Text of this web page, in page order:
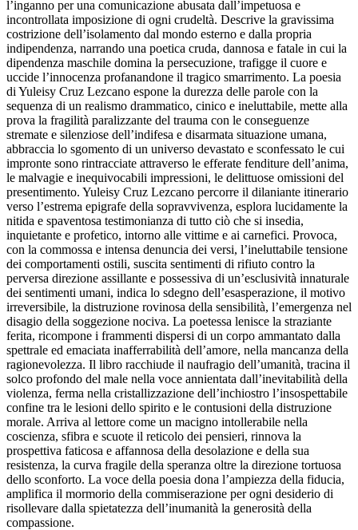
l’inganno per una comunicazione abusata dall’impetuosa e
incontrollata imposizione di ogni crudeltà. Descrive la gravissima
costrizione dell’isolamento dal mondo esterno e dalla propria
indipendenza, narrando una poetica cruda, dannosa e fatale in cui la
dipendenza maschile domina la persecuzione, trafigge il cuore e
uccide l’innocenza profanandone il tragico smarrimento. La poesia
di Yuleisy Cruz Lezcano espone la durezza delle parole con la
sequenza di un realismo drammatico, cinico e ineluttabile, mette alla
prova la fragilità paralizzante del trauma con le conseguenze
stremate e silenziose dell’indifesa e disarmata situazione umana,
abbraccia lo sgomento di un universo devastato e sconfessato le cui
impronte sono rintracciate attraverso le efferate fenditure dell’anima,
le malvagie e inequivocabili impressioni, le delittuose omissioni del
presentimento. Yuleisy Cruz Lezcano percorre il dilaniante itinerario
verso l’estrema epigrafe della sopravvivenza, esplora lucidamente la
nitida e spaventosa testimonianza di tutto ciò che si insedia,
inquietante e profetico, intorno alle vittime e ai carnefici. Provoca,
con la commossa e intensa denuncia dei versi, l’ineluttabile tensione
dei comportamenti ostili, suscita sentimenti di rifiuto contro la
perversa direzione assillante e possessiva di un’esclusività innaturale
dei sentimenti umani, indica lo sdegno dell’esasperazione, il motivo
irreversibile, la distruzione rovinosa della sensibilità, l’emergenza nel
disagio della soggezione nociva. La poetessa lenisce la straziante
ferita, ricompone i frammenti dispersi di un corpo ammantato dalla
spettrale ed emaciata inafferrabilità dell’amore, nella mancanza della
ragionevolezza. Il libro racchiude il naufragio dell’umanità, tracina il
solco profondo del male nella voce annientata dall’inevitabilità della
violenza, ferma nella cristallizzazione dell’inchiostro l’insospettabile
confine tra le lesioni dello spirito e le contusioni della distruzione
morale. Arriva al lettore come un macigno intollerabile nella
coscienza, sfibra e scuote il reticolo dei pensieri, rinnova la
prospettiva faticosa e affannosa della desolazione e della sua
resistenza, la curva fragile della speranza oltre la direzione tortuosa
dello sconforto. La voce della poesia dona l’ampiezza della fiducia,
amplifica il mormorio della commiserazione per ogni desiderio di
risollevare dalla spietatezza dell’inumanità la generosità della
compassione.